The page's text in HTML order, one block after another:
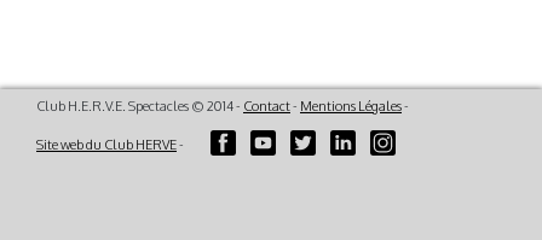
Club H.E.R.V.E. Spectacles © 2014 - Contact- Mentions Légales-
Site web du Club HERVE-